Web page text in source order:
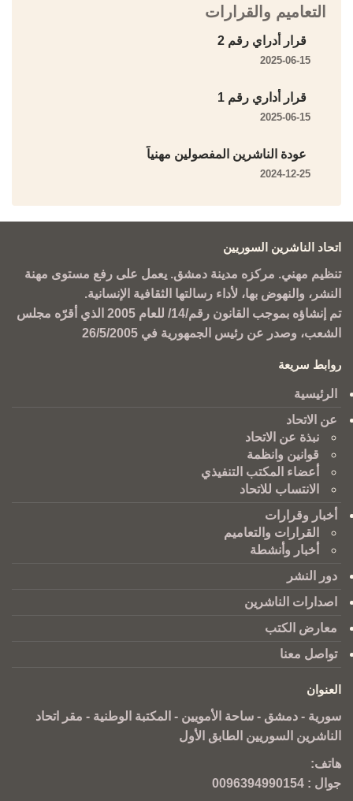
التعاميم والقرارات
قرار أدراي رقم 2
2025-06-15
قرار أداري رقم 1
2025-06-15
عودة الناشرين المفصولين مهنياً
2024-12-25
اتحاد الناشرين السوريين
تنظيم مهني. مركزه مدينة دمشق. يعمل على رفع مستوى مهنة
النشر، والنهوض بها، لأداء رسالتها الثقافية الإنسانية.
تم إنشاؤه بموجب القانون رقم/14/ للعام 2005 الذي أقرّه مجلس
الشعب، وصدر عن رئيس الجمهورية في 26/5/2005
روابط سريعة
الرئيسية
عن الاتحاد
نبذة عن الاتحاد
قوانين وانظمة
أعضاء المكتب التنفيذي
الانتساب للاتحاد
أخبار وقرارات
القرارات والتعاميم
أخبار وأنشطة
دور النشر
اصدارات الناشرين
معارض الكتب
تواصل معنا
العنوان
سورية - دمشق - ساحة الأمويين - المكتبة الوطنية - مقر اتحاد
الناشرين السوريين الطابق الأول
هاتف:
جوال : 0096394990154